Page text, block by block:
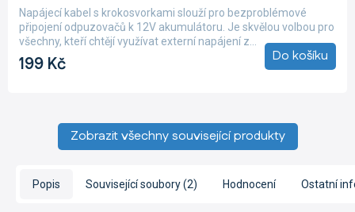
199 Kč Do košíku
Napájecí kabel s krokosvorkami slouží pro bezproblémové
připojení odpuzovačů k 12V akumulátoru. Je skvělou volbou pro
všechny, kteří chtějí využívat externí napájení z...
Zobrazit všechny související produkty
Popis Související soubory (2) Hodnocení Ostatní